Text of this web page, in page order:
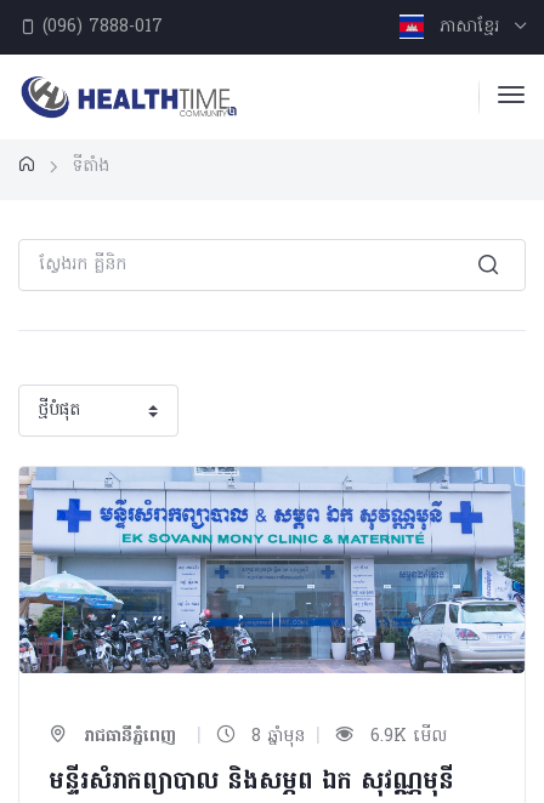
(096) 7888-017 ភាសាខ្មែរ
ទីតាំង
រាជធានីភ្នំពេញ | 8 ឆ្នាំមុន | 6.9K មើល
មន្ទីរសំរាកព្យាបាល និងសម្ភព ឯក សុវណ្ណមុនី